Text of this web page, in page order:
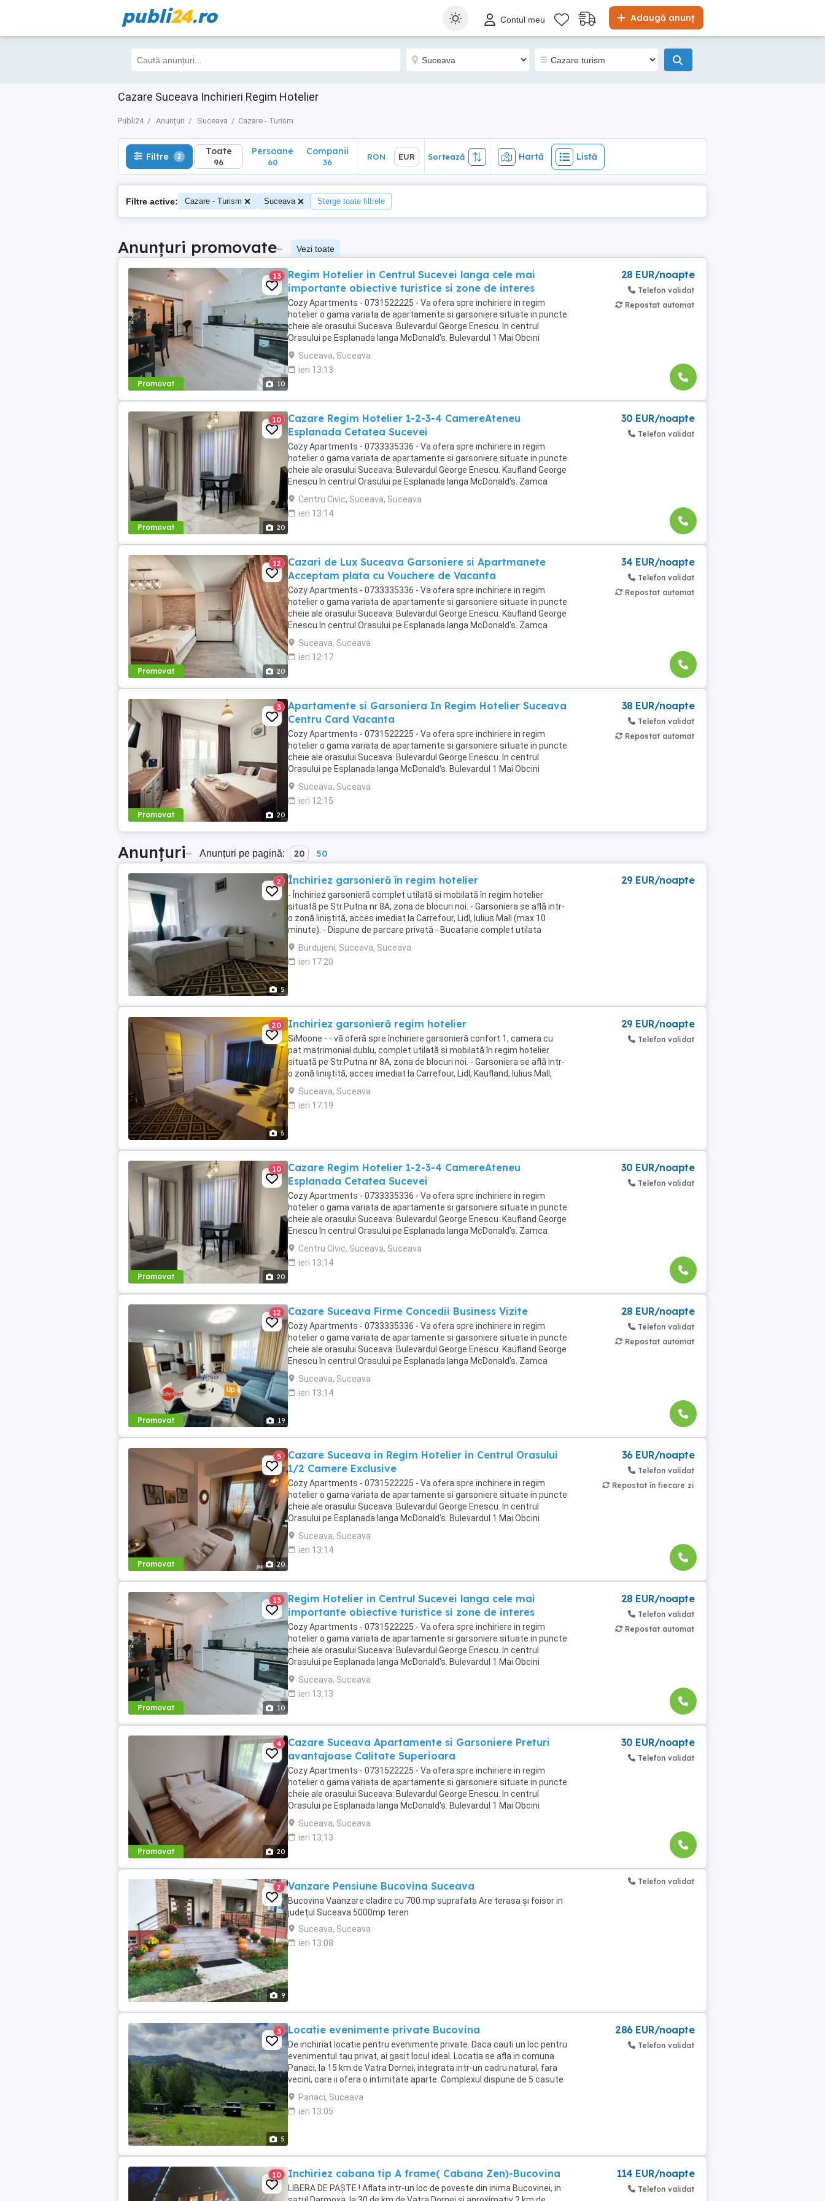
publi24.ro Adaugă anunț
Contul meu
Cazare Suceava Inchirieri Regim Hotelier
Publi24 Anunțuri Suceava Cazare - Turism
Filtre 2 Toate
96
Sortează Hartă Listă
Filtre 2 Toate
96
Persoane
60
Companii
36
RON EUR Sortează Hartă Listă
Filtre active: Cazare - Turism Suceava Șterge toate filtrele
Anunțuri promovate– Vezi toate
Promovat 10
13
Regim Hotelier in Centrul Sucevei langa cele mai
importante obiective turistice si zone de interes
Cozy Apartments - 0731522225 - Va ofera spre inchiriere in regim
hotelier o gama variata de apartamente si garsoniere situate in puncte
cheie ale orasului Suceava: Bulevardul George Enescu. In centrul
Orasului pe Esplanada langa McDonald's. Bulevardul 1 Mai Obcini
Zamca Burdujeni Ipotesti Pentru ...
Suceava, Suceava
ieri 13:13
28 EUR/noapte
Telefon validat
Repostat automat
Promovat 20
10
Cazare Regim Hotelier 1-2-3-4 CamereAteneu
Esplanada Cetatea Sucevei
Cozy Apartments - 0733335336 - Va ofera spre inchiriere in regim
hotelier o gama variata de apartamente si garsoniere situate in puncte
cheie ale orasului Suceava: Bulevardul George Enescu. Kaufland George
Enescu In centrul Orasului pe Esplanada langa McDonald's. Zamca
Bulevardul 1 Mai Obcini Bulevardul ...
Centru Civic, Suceava, Suceava
ieri 13:14
30 EUR/noapte
Telefon validat
Promovat 20
12
Cazari de Lux Suceava Garsoniere si Apartmanete
Acceptam plata cu Vouchere de Vacanta
Cozy Apartments - 0733335336 - Va ofera spre inchiriere in regim
hotelier o gama variata de apartamente si garsoniere situate in puncte
cheie ale orasului Suceava: Bulevardul George Enescu. Kaufland George
Enescu In centrul Orasului pe Esplanada langa McDonald's. Zamca
Bulevardul 1 Mai Obcini Bulevardul ...
Suceava, Suceava
ieri 12:17
34 EUR/noapte
Telefon validat
Repostat automat
Promovat 20
3
Apartamente si Garsoniera In Regim Hotelier Suceava
Centru Card Vacanta
Cozy Apartments - 0731522225 - Va ofera spre inchiriere in regim
hotelier o gama variata de apartamente si garsoniere situate in puncte
cheie ale orasului Suceava: Bulevardul George Enescu. In centrul
Orasului pe Esplanada langa McDonald's. Bulevardul 1 Mai Obcini
Zamca Burdujeni Ipotesti Pentru ...
Suceava, Suceava
ieri 12:15
38 EUR/noapte
Telefon validat
Repostat automat
Anunțuri– Anunțuri pe pagină: 20 50
5
2 Închiriez garsonieră în regim hotelier
- Închiriez garsonieră complet utilată si mobilată în regim hotelier
situată pe Str.Putna nr 8A, zona de blocuri noi. - Garsoniera se află intr-
o zonă liniștită, acces imediat la Carrefour, Lidl, Iulius Mall (max 10
minute). - Dispune de parcare privată - Bucatarie complet utilata
(veselă, aragaz electric, ...
Burdujeni, Suceava, Suceava
ieri 17:20
29 EUR/noapte
5
20 Inchiriez garsonieră regim hotelier
SiMoone - - vă oferă spre închiriere garsonieră confort 1, camera cu
pat matrimonial dublu, complet utilată si mobilată în regim hotelier
situată pe Str.Putna nr 8A, zona de blocuri noi. - Garsoniera se află intr-
o zonă liniștită, acces imediat la Carrefour, Lidl, Kaufland, Iulius Mall,
bazar ...
Suceava, Suceava
ieri 17:19
29 EUR/noapte
Telefon validat
Promovat 20
10
Cazare Regim Hotelier 1-2-3-4 CamereAteneu
Esplanada Cetatea Sucevei
Cozy Apartments - 0733335336 - Va ofera spre inchiriere in regim
hotelier o gama variata de apartamente si garsoniere situate in puncte
cheie ale orasului Suceava: Bulevardul George Enescu. Kaufland George
Enescu In centrul Orasului pe Esplanada langa McDonald's. Zamca
Bulevardul 1 Mai Obcini Bulevardul ...
Centru Civic, Suceava, Suceava
ieri 13:14
30 EUR/noapte
Telefon validat
Promovat 19
12 Cazare Suceava Firme Concedii Business Vizite
Cozy Apartments - 0733335336 - Va ofera spre inchiriere in regim
hotelier o gama variata de apartamente si garsoniere situate in puncte
cheie ale orasului Suceava: Bulevardul George Enescu. Kaufland George
Enescu In centrul Orasului pe Esplanada langa McDonald's. Zamca
Bulevardul 1 Mai Obcini Bulevardul ...
Suceava, Suceava
ieri 13:14
28 EUR/noapte
Telefon validat
Repostat automat
Promovat 20
5
Cazare Suceava in Regim Hotelier in Centrul Orasului
1/2 Camere Exclusive
Cozy Apartments - 0731522225 - Va ofera spre inchiriere in regim
hotelier o gama variata de apartamente si garsoniere situate in puncte
cheie ale orasului Suceava: Bulevardul George Enescu. In centrul
Orasului pe Esplanada langa McDonald's. Bulevardul 1 Mai Obcini
Zamca Burdujeni Ipotesti Pentru ...
Suceava, Suceava
ieri 13:14
36 EUR/noapte
Telefon validat
Repostat în fiecare zi
Promovat 10
13
Regim Hotelier in Centrul Sucevei langa cele mai
importante obiective turistice si zone de interes
Cozy Apartments - 0731522225 - Va ofera spre inchiriere in regim
hotelier o gama variata de apartamente si garsoniere situate in puncte
cheie ale orasului Suceava: Bulevardul George Enescu. In centrul
Orasului pe Esplanada langa McDonald's. Bulevardul 1 Mai Obcini
Zamca Burdujeni Ipotesti Pentru ...
Suceava, Suceava
ieri 13:13
28 EUR/noapte
Telefon validat
Repostat automat
Promovat 20
4
Cazare Suceava Apartamente si Garsoniere Preturi
avantajoase Calitate Superioara
Cozy Apartments - 0731522225 - Va ofera spre inchiriere in regim
hotelier o gama variata de apartamente si garsoniere situate in puncte
cheie ale orasului Suceava: Bulevardul George Enescu. In centrul
Orasului pe Esplanada langa McDonald's. Bulevardul 1 Mai Obcini
Zamca Burdujeni Ipotesti Pentru ...
Suceava, Suceava
ieri 13:13
30 EUR/noapte
Telefon validat
9
2 Vanzare Pensiune Bucovina Suceava
Bucovina Vaanzare cladire cu 700 mp suprafata Are terasa și foisor in
județul Suceava 5000mp teren
Suceava, Suceava
ieri 13:08
Telefon validat
5
3 Locatie evenimente private Bucovina
De inchiriat locatie pentru evenimente private. Daca cauti un loc pentru
evenimentul tau privat, ai gasit locul ideal. Locatia se afla in comuna
Panaci, la 15 km de Vatra Dornei, integrata intr-un cadru natural, fara
vecini, care ii ofera o intimitate aparte. Complexul dispune de 5 casute
mobilate si ...
Panaci, Suceava
ieri 13:05
286 EUR/noapte
Telefon validat
10 Inchiriez cabana tip A frame( Cabana Zen)-Bucovina
LIBERA DE PAȘTE ! Aflata intr-un loc de poveste din inima Bucovinei, in
114 EUR/noapte
Telefon validat